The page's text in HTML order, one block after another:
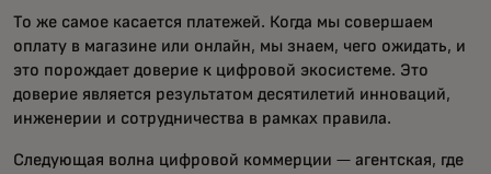
То же самое касается платежей. Когда мы совершаем
оплату в магазине или онлайн, мы знаем, чего ожидать, и
это порождает доверие к цифровой экосистеме. Это
доверие является результатом десятилетий инноваций,
инженерии и сотрудничества в рамках правила.
Следующая волна цифровой коммерции — агентская, где